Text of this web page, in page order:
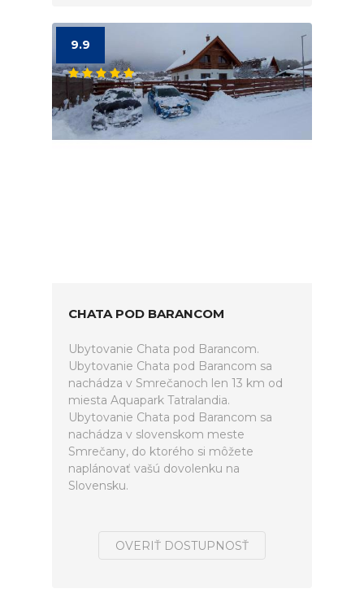
9.9
CHATA POD BARANCOM
Ubytovanie Chata pod Barancom.
Ubytovanie Chata pod Barancom sa
nachádza v Smrečanoch len 13 km od
miesta Aquapark Tatralandia.
Ubytovanie Chata pod Barancom sa
nachádza v slovenskom meste
Smrečany, do ktorého si môžete
naplánovať vašú dovolenku na
Slovensku.
OVERIŤ DOSTUPNOSŤ